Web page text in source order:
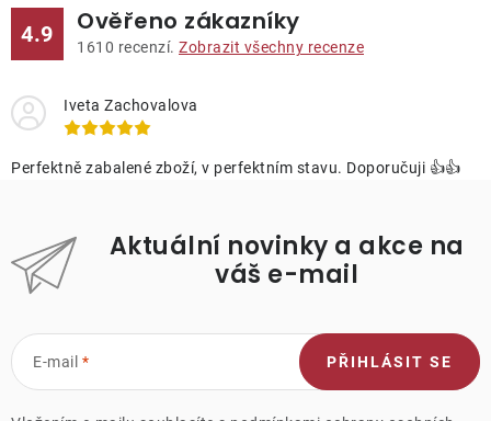
4.9 Ověřeno zákazníky
1610 recenzí. Zobrazit všechny recenze
Iveta Zachovalova
Perfektně zabalené zboží, v perfektním stavu. Doporučuji 👍👍
Aktuální novinky a akce na
váš e-mail
E-mail PŘIHLÁSIT SE